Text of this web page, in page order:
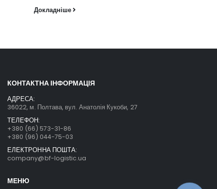
Докладніше
КОНТАКТНА ІНФОРМАЦІЯ
АДРЕСА:
36022, м. Полтава, вул. Анатолія Кукоби, 27
ТЕЛЕФОН:
+380 (66) 573-31-86
+380 (96) 044-75-03
ЕЛЕКТРОННА ПОШТА:
company@bf-logistic.ua
МЕНЮ